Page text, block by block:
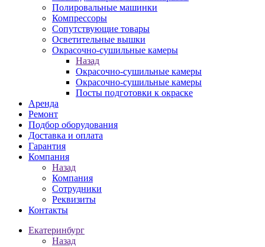
Полировальные машинки
Компрессоры
Сопутствующие товары
Осветительные вышки
Окрасочно-сушильные камеры
Назад
Окрасочно-сушильные камеры
Окрасочно-сушильные камеры
Посты подготовки к окраске
Аренда
Ремонт
Подбор оборудования
Доставка и оплата
Гарантия
Компания
Назад
Компания
Сотрудники
Реквизиты
Контакты
Екатеринбург
Назад